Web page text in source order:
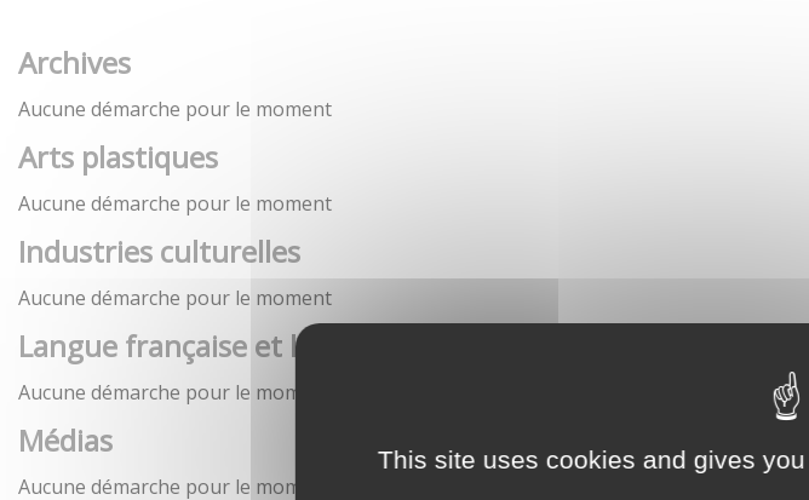
This site uses cookies and gives
Archives
Aucune démarche pour le moment
Arts plastiques
Aucune démarche pour le moment
Industries culturelles
Aucune démarche pour le moment
Langue française et langues de France
Aucune démarche pour le moment
Médias
Aucune démarche pour le moment